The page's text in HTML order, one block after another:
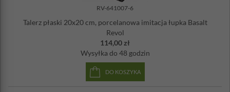
RV-641007-6
Talerz płaski 20x20 cm, porcelanowa imitacja łupka Basalt
Revol
114,00 zł
Wysyłka do 48 godzin
DO KOSZYKA